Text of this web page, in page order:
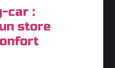
car :
store